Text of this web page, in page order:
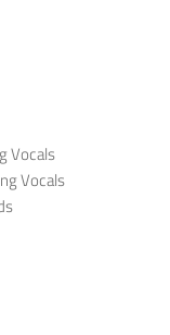
Vocals
Vocals